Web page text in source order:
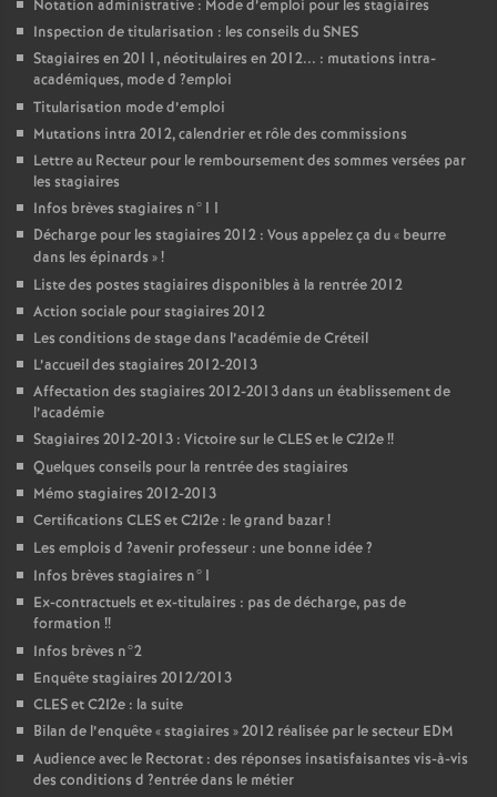
Notation administrative : Mode d’emploi pour les stagiaires
Inspection de titularisation : les conseils duSNES
Stagiaires en 2011, néotitulaires en 2012... : mutations intra-
académiques, mode d ?emploi
Titularisation mode d’emploi
Mutations intra 2012, calendrier et rôle des commissions
Lettre au Recteur pour le remboursement des sommes versées par
les stagiaires
Infos brèves stagiaires n°11
Décharge pour les stagiaires 2012 : Vous appelez ça du « beurre
dans les épinards »!
Liste des postes stagiaires disponibles à la rentrée 2012
Action sociale pour stagiaires 2012
Les conditions de stage dans l’académie de Créteil
L’accueil des stagiaires 2012-2013
Affectation des stagiaires 2012-2013 dans un établissement de
l’académie
Stagiaires 2012-2013 : Victoire sur leCLESet le C2I2e!!
Quelques conseils pour la rentrée des stagiaires
Mémo stagiaires 2012-2013
Certifications CLESet C2I2e : le grand bazar!
Les emplois d ?avenir professeur : une bonne idée?
Infos brèves stagiaires n°1
Ex-contractuels et ex-titulaires : pas de décharge, pas de
formation !!
Infos brèves n°2
Enquête stagiaires 2012/2013
CLESet C2I2e : la suite
Bilan de l’enquête «stagiaires » 2012 réalisée par le secteur EDM
Audience avec le Rectorat : des réponses insatisfaisantes vis-à-vis
des conditions d ?entrée dans le métier